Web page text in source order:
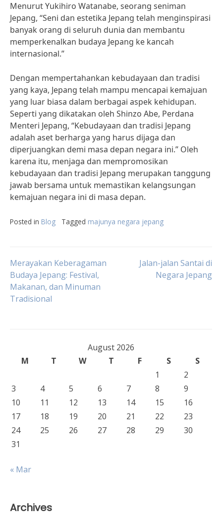
Menurut Yukihiro Watanabe, seorang seniman
Jepang, “Seni dan estetika Jepang telah menginspirasi
banyak orang di seluruh dunia dan membantu
memperkenalkan budaya Jepang ke kancah
internasional.”
Dengan mempertahankan kebudayaan dan tradisi
yang kaya, Jepang telah mampu mencapai kemajuan
yang luar biasa dalam berbagai aspek kehidupan.
Seperti yang dikatakan oleh Shinzo Abe, Perdana
Menteri Jepang, “Kebudayaan dan tradisi Jepang
adalah aset berharga yang harus dijaga dan
diperjuangkan demi masa depan negara ini.” Oleh
karena itu, menjaga dan mempromosikan
kebudayaan dan tradisi Jepang merupakan tanggung
jawab bersama untuk memastikan kelangsungan
kemajuan negara ini di masa depan.
Posted in Blog Tagged majunya negara jepang
Post
navigation
Merayakan Keberagaman
Budaya Jepang: Festival,
Makanan, dan Minuman
Tradisional
Jalan-jalan Santai di
Negara Jepang
August 2026
M
T W T F S
S
1
2
3
4 5 6 7 8
9
10
11 12 13 14 15
16
17
18 19 20 21 22
23
24
25 26 27 28 29
30
31
« Mar
Archives